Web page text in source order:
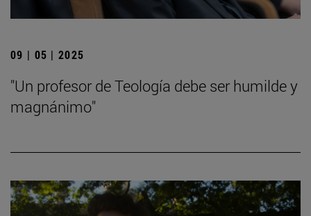
09 | 05 | 2025
"Un profesor de Teología debe ser humilde y
magnánimo"